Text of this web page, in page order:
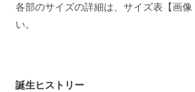
各部のサイズの詳細は、サイズ表【画
い。
誕生ヒストリー